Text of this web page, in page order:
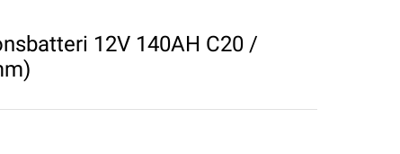
12V 140AH C20 /